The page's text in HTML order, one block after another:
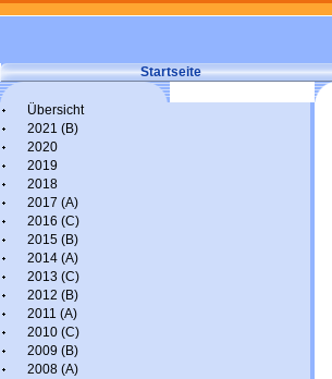
Startseite
Übersicht
2021 (B)
2020
2019
2018
2017 (A)
2016 (C)
2015 (B)
2014 (A)
2013 (C)
2012 (B)
2011 (A)
2010 (C)
2009 (B)
2008 (A)